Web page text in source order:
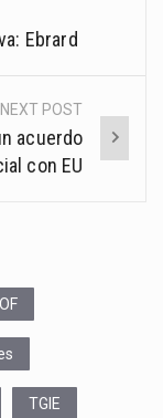
Ebrard
NEXT POST
acuerdo
con EU
TGIE